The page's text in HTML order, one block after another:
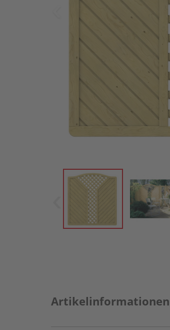
Artikelinformationen